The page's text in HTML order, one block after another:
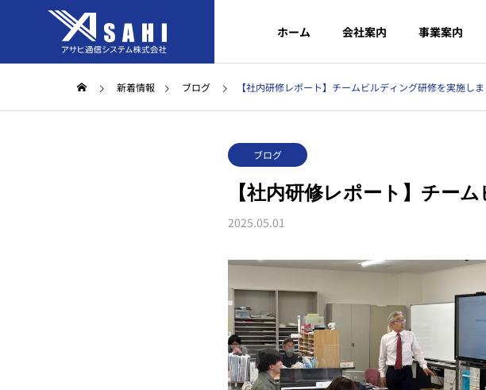
ホーム 会社案内 事業案内
新着情報 ブログ 【社内研修レポート】チームビルディング研修を実施しま
ブログ
【社内研修レポート】チー
2025.05.01